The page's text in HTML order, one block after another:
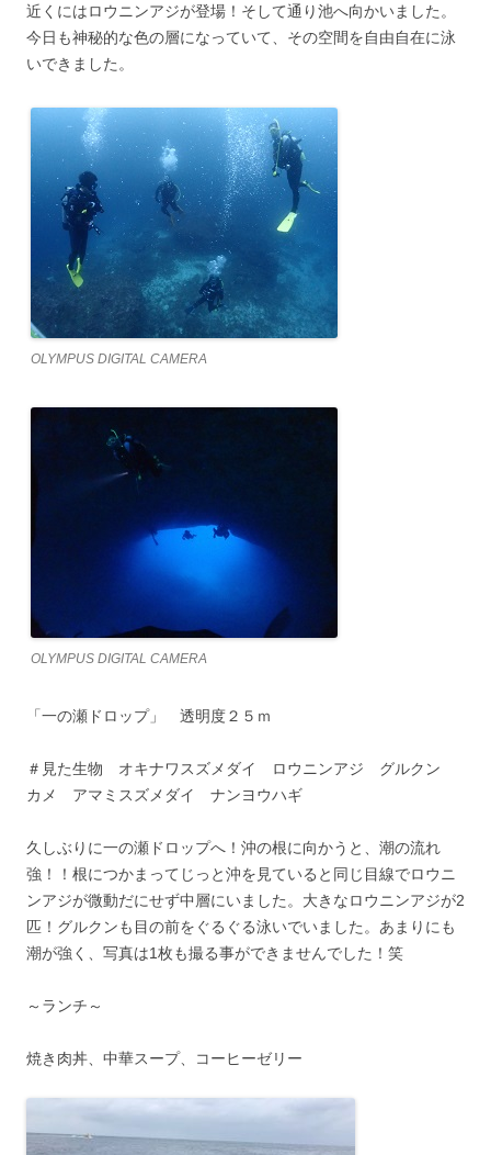
近くにはロウニンアジが登場！そして通り池へ向かいました。
今日も神秘的な色の層になっていて、その空間を自由自在に泳
いできました。
OLYMPUS DIGITAL CAMERA
OLYMPUS DIGITAL CAMERA
「一の瀬ドロップ」 透明度２５ｍ
＃見た生物 オキナワスズメダイ ロウニンアジ グルクン
カメ アマミスズメダイ ナンヨウハギ
久しぶりに一の瀬ドロップへ！沖の根に向かうと、潮の流れ
強！！根につかまってじっと沖を見ていると同じ目線でロウニ
ンアジが微動だにせず中層にいました。大きなロウニンアジが2
匹！グルクンも目の前をぐるぐる泳いでいました。あまりにも
潮が強く、写真は1枚も撮る事ができませんでした！笑
～ランチ～
焼き肉丼、中華スープ、コーヒーゼリー